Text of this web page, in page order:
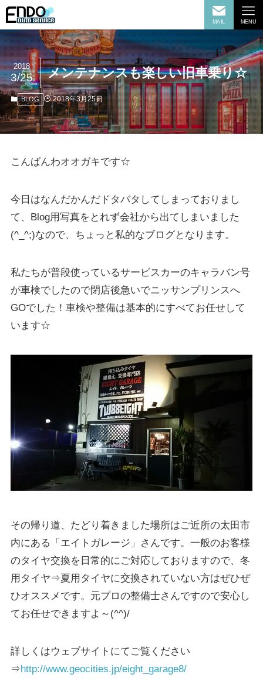
MAIL MENU
メンテナンスも楽しい旧車乗り☆
2018
3/25
BLOG 2018年3月25日
こんばんわオオガキです☆
今日はなんだかんだドタバタしてしまっておりまし
て、Blog用写真をとれず会社から出てしまいました
(^_^;)なので、ちょっと私的なブログとなります。
私たちが普段使っているサービスカーのキャラバン号
が車検でしたので閉店後急いでニッサンプリンスへ
GOでした！車検や整備は基本的にすべてお任せして
います☆
その帰り道、たどり着きました場所はご近所の太田市
内にある「エイトガレージ」さんです。一般のお客様
のタイヤ交換を日常的にご対応しておりますので、冬
用タイヤ⇒夏用タイヤに交換されていない方はぜひぜ
ひオススメです。元プロの整備士さんですので安心し
てお任せできますよ～(^^)/
詳しくはウェブサイトにてご覧ください
⇒http://www.geocities.jp/eight_garage8/